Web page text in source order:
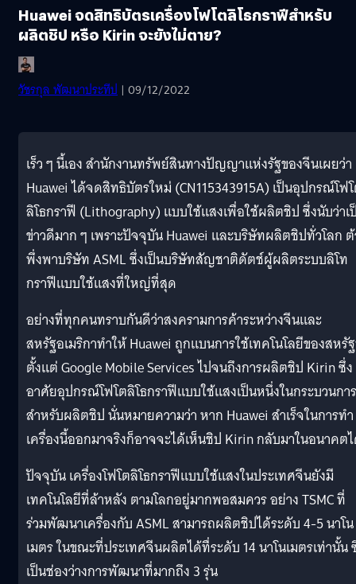
Huawei จดสิทธิบัตรเครื่องโฟโตลิโธกราฟีสำหรับ
ผลิตชิป หรือ Kirin จะยังไม่ตาย?
วัชรกุล พัฒนาประทีป | 09/12/2022
เร็ว ๆ นี้เอง สำนักงานทรัพย์สินทางปัญญาแห่งรัฐของจีนเผยว่า
Huawei ได้จดสิทธิบัตรใหม่ (CN115343915A) เป็นอุปกรณ์โฟ
ลิโธกราฟี (Lithography) แบบใช้แสงเพื่อใช้ผลิตชิป ซึ่งนับว่าเ
ข่าวดีมาก ๆ เพราะปัจจุบัน Huawei และบริษัทผลิตชิปทั่วโลก
พึ่งพาบริษัท ASML ซึ่งเป็นบริษัทสัญชาติดัตช์ผู้ผลิตระบบลิโท
กราฟีแบบใช้แสงที่ใหญ่ที่สุด
อย่างที่ทุกคนทราบกันดีว่าสงครามการค้าระหว่างจีนและ
สหรัฐอเมริกาทำให้ Huawei ถูกแบนการใช้เทคโนโลยีของสหรั
ตั้งแต่ Google Mobile Services ไปจนถึงการผลิตชิป Kirin ซึ่ง
อาศัยอุปกรณ์โฟโตลิโธกราฟีแบบใช้แสงเป็นหนึ่งในกระบวนการ
สำหรับผลิตชิป นั่นหมายความว่า หาก Huawei สำเร็จในการทำ
เครื่องนี้ออกมาจริงก็อาจจะได้เห็นชิป Kirin กลับมาในอนาคต
ปัจจุบัน เครื่องโฟโตลิโธกราฟีแบบใช้แสงในประเทศจีนยังมี
เทคโนโลยีที่ล้าหลัง ตามโลกอยู่มากพอสมควร อย่าง TSMC ที่
ร่วมพัฒนาเครื่องกับ ASML สามารถผลิตชิปได้ระดับ 4-5 นาโน
เมตร ในขณะที่ประเทศจีนผลิตได้ทื่ระดับ 14 นาโนเมตรเท่านั้น
เป็นช่องว่างการพัฒนาที่มากถึง 3 รุ่น